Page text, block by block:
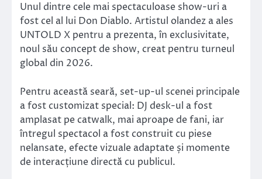
Unul dintre cele mai spectaculoase show-uri a
fost cel al lui Don Diablo. Artistul olandez a ales
UNTOLD X pentru a prezenta, în exclusivitate,
noul său concept de show, creat pentru turneul
global din 2026.
Pentru această seară, set-up-ul scenei principale
a fost customizat special: DJ desk-ul a fost
amplasat pe catwalk, mai aproape de fani, iar
întregul spectacol a fost construit cu piese
nelansate, efecte vizuale adaptate și momente
de interacțiune directă cu publicul.